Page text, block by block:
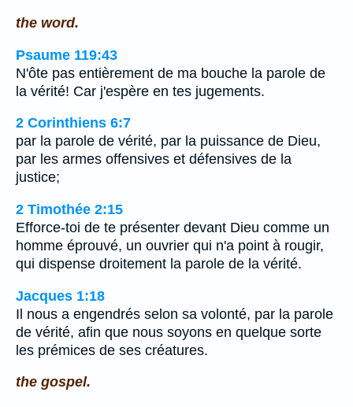
the word.
Psaume 119:43
N'ôte pas entièrement de ma bouche la parole de
la vérité! Car j'espère en tes jugements.
2 Corinthiens 6:7
par la parole de vérité, par la puissance de Dieu,
par les armes offensives et défensives de la
justice;
2 Timothée 2:15
Efforce-toi de te présenter devant Dieu comme un
homme éprouvé, un ouvrier qui n'a point à rougir,
qui dispense droitement la parole de la vérité.
Jacques 1:18
Il nous a engendrés selon sa volonté, par la parole
de vérité, afin que nous soyons en quelque sorte
les prémices de ses créatures.
the gospel.